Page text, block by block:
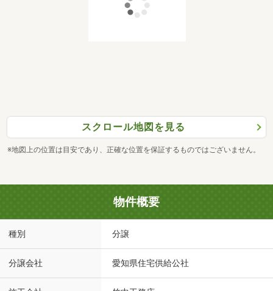
スクロール地図を見る
※地図上の位置は目安であり、正確な位置を保証するものではございません。
物件概要
種別 分譲
分譲会社 愛知県住宅供給公社